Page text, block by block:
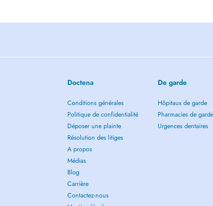
Doctena
Conditions générales
Politique de confidentialité
Déposer une plainte
Résolution des litiges
A propos
Médias
Blog
Carrière
Contactez-nous
De garde
Hôpitaux de garde
Pharmacies de garde
Urgences dentaires